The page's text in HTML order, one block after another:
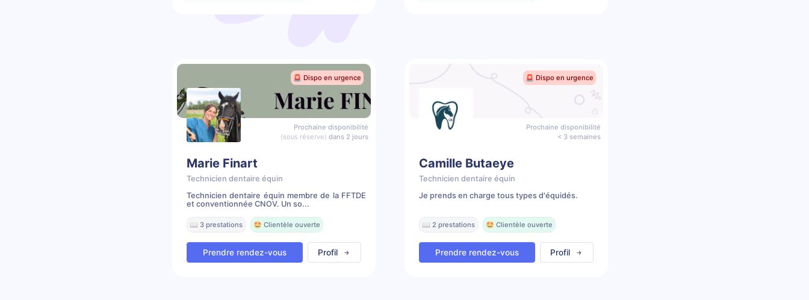
🚨 Dispo en urgence
Prochaine disponibilité
(sous réserve) dans 2 jours
Marie Finart
Technicien dentaire équin
Technicien dentaire équin membre de la FFTDE
et conventionnée CNOV. Un so...
📖 3 prestations 🤩 Clientèle ouverte
Prendre rendez-vous Profil
🚨 Dispo en urgence
Prochaine disponibilité
< 3 semaines
Camille Butaeye
Technicien dentaire équin
Je prends en charge tous types d'équidés.
📖 2 prestations 🤩 Clientèle ouverte
Prendre rendez-vous Profil